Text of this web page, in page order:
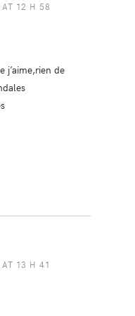
12 H 58
j’aime,rien de
13 H 41